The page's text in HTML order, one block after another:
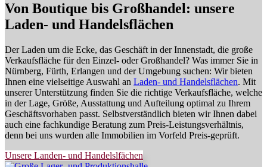
Von Boutique bis Großhandel: unsere
Laden- und Handelsflächen
Der Laden um die Ecke, das Geschäft in der Innenstadt, die große
Verkaufsfläche für den Einzel- oder Großhandel? Was immer Sie in
Nürnberg, Fürth, Erlangen und der Umgebung suchen: Wir bieten
Ihnen eine vielseitige Auswahl an Laden- und Handelsflächen. Mit
unserer Unterstützung finden Sie die richtige Verkaufsfläche, welche
in der Lage, Größe, Ausstattung und Aufteilung optimal zu Ihrem
Geschäftsvorhaben passt. Selbstverständlich bieten wir Ihnen dabei
auch eine fachkundige Beratung zum Preis-Leistungsverhältnis,
denn bei uns wurden alle Immobilien im Vorfeld Preis-geprüft.
Unsere Landen- und Handelslfächen